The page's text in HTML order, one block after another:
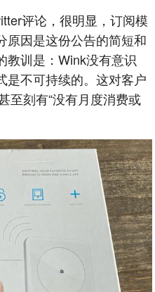
评论，很明显，订阅模
原因是这份公告的简短和
教训是：Wink没有意识
是不可持续的。这对客户
至刻有“没有月度消费或